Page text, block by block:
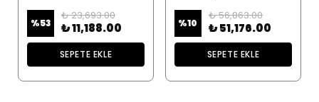
%53
₺ 23,693.00
₺ 11,188.00
SEPETE EKLE
%10
₺ 56,863.00
₺ 51,176.00
SEPETE EKLE